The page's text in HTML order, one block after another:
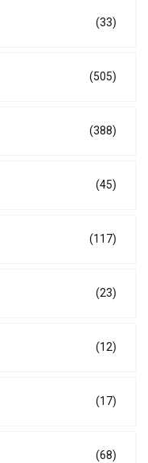
(33)
(505)
(388)
(45)
(117)
(23)
(12)
(17)
(68)